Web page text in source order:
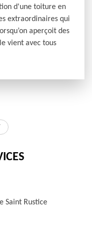
d'une toiture en
extraordinaires qui
aperçoit des
vient avec tous
Saint Rustice